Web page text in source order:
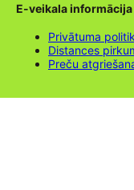
E-veikala informācija
Privātuma
Distances
Preču